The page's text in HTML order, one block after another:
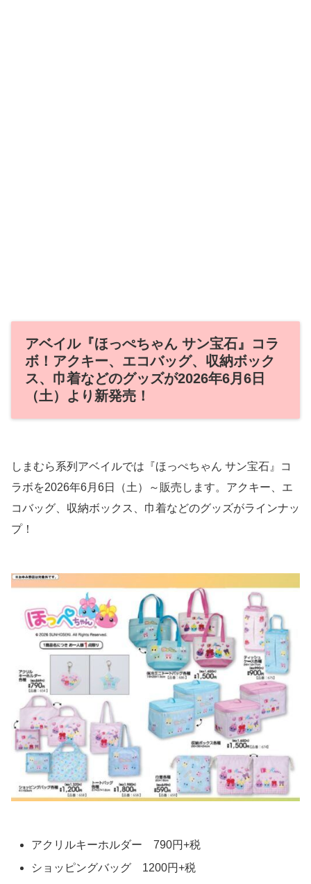
アベイル『ほっぺちゃん サン宝石』コラ
ボ！アクキー、エコバッグ、収納ボック
ス、巾着などのグッズが2026年6月6日
（土）より新発売！
しまむら系列アベイルでは『ほっぺちゃん サン宝石』コ
ラボを2026年6月6日（土）～販売します。アクキー、エ
コバッグ、収納ボックス、巾着などのグッズがラインナッ
プ！
アクリルキーホルダー 790円+税
ショッピングバッグ 1200円+税